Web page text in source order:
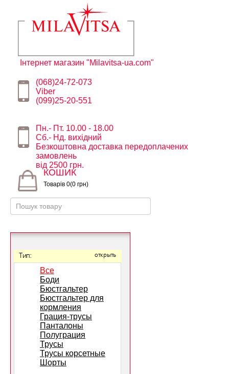
Інтернет магазин "Milavitsa-ua.com"
(068)24-72-073
Viber
(099)25-20-551
Пн.- Пт. 10.00 - 18.00
Сб.- Нд. вихідний
Безкоштовна доставка передоплачених
замовлень
від 2500 грн.
КОШИК
Товарів 0(0 грн)
Тип: открыть
Все
Боди
Бюстгальтер
Бюстгальтер для
кормления
Грация-трусы
Панталоны
Полуграция
Трусы
Трусы корсетные
Шорты